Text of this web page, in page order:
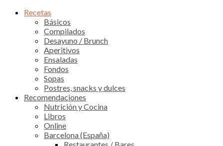
Recetas
Básicos
Compilados
Desayuno / Brunch
Aperitivos
Ensaladas
Fondos
Sopas
Postres, snacks y dulces
Recomendaciones
Nutrición y Cocina
Libros
Online
Barcelona (España)